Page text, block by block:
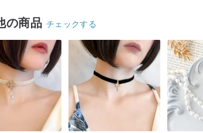
の商品 チェックする